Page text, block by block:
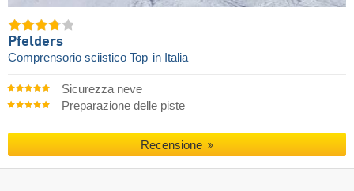
Pfelders
Comprensorio sciistico Top in Italia
Sicurezza neve
Preparazione delle piste
Recensione